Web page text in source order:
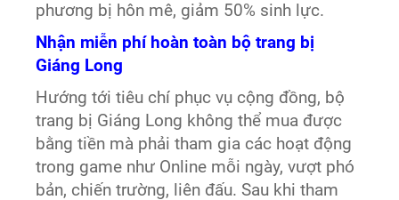
phương bị hôn mê, giảm 50% sinh lực.
Nhận miễn phí hoàn toàn bộ trang bị
Giáng Long
Hướng tới tiêu chí phục vụ cộng đồng, bộ
trang bị Giáng Long không thể mua được
bằng tiền mà phải tham gia các hoạt động
trong game như Online mỗi ngày, vượt phó
bản, chiến trường, liên đấu. Sau khi tham